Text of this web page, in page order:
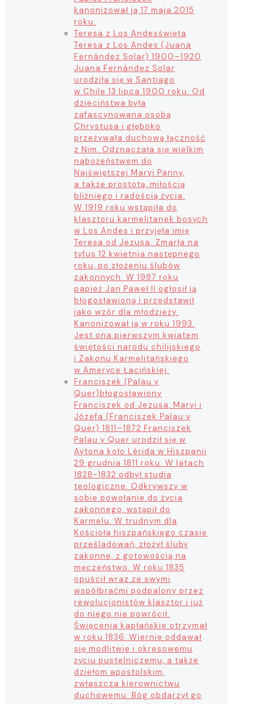
kanonizował ją 17 maja 2015
roku.
Teresa z Los Andesświęta
Teresa z Los Andes (Juana
Fernández Solar) 1900–1920
Juana Fernández Solar
urodziła się w Santiago
w Chile 13 lipca 1900 roku. Od
dzieciństwa była
zafascynowana osobą
Chrystusa i głęboko
przeżywała duchową łączność
z Nim. Odznaczała się wielkim
nabożeństwem do
Najświętszej Maryi Panny,
a także prostotą, miłością
bliźniego i radością życia.
W 1919 roku wstąpiła do
klasztoru karmelitanek bosych
w Los Andes i przyjęła imię
Teresa od Jezusa. Zmarła na
tyfus 12 kwietnia następnego
roku, po złożeniu ślubów
zakonnych. W 1987 roku
papież Jan Paweł II ogłosił ją
błogosławioną i przedstawił
jako wzór dla młodzieży.
Kanonizował ją w roku 1993.
Jest ona pierwszym kwiatem
świętości narodu chilijskiego
i Zakonu Karmelitańskiego
w Ameryce Łacińskiej.
Franciszek (Palau y
Quer)błogosławiony
Franciszek od Jezusa, Maryi i
Józefa (Franciszek Palau y
Quer) 1811–1872 Franciszek
Palau y Quer urodził się w
Aytona koło Lérida w Hiszpanii
29 grudnia 1811 roku. W latach
1828-1832 odbył studia
teologiczne. Odkrywszy w
sobie powołanie do życia
zakonnego, wstąpił do
Karmelu. W trudnym dla
Kościoła hiszpańskiego czasie
prześladowań, złożył śluby
zakonne, z gotowością na
męczeństwo. W roku 1835
opuścił wraz ze swymi
współbraćmi podpalony przez
rewolucjonistów klasztor i już
do niego nie powrócił.
Święcenia kapłańskie otrzymał
w roku 1836. Wiernie oddawał
się modlitwie i okresowemu
życiu pustelniczemu, a także
dziełom apostolskim,
zwłaszcza kierownictwu
duchowemu. Bóg obdarzył go